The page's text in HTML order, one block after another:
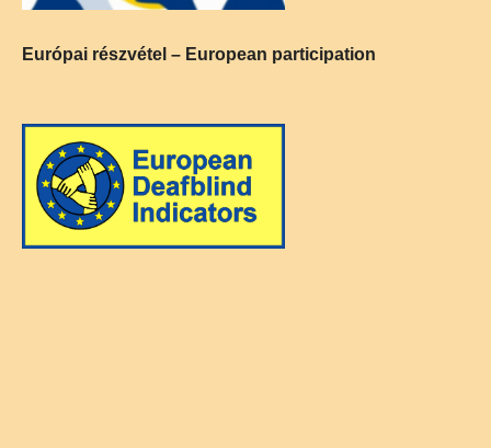
Európai részvétel – European participation